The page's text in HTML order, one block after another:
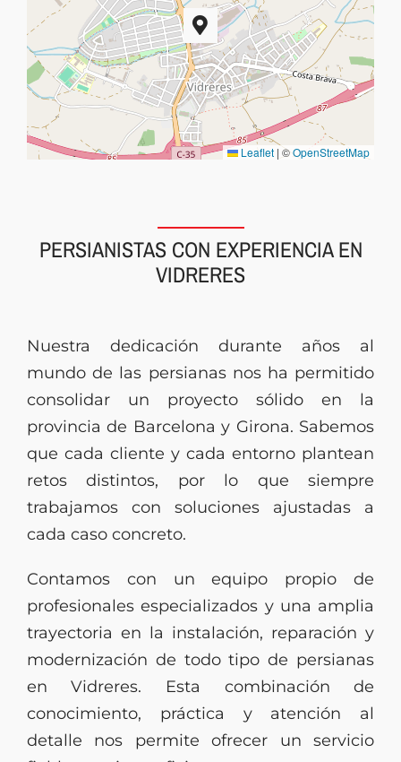
Leaflet | ©OpenStreetMap
PERSIANISTAS CON EXPERIENCIA EN
VIDRERES
Nuestra dedicación durante años al
mundo de las persianas nos ha permitido
consolidar un proyecto sólido en la
provincia de Barcelona y Girona. Sabemos
que cada cliente y cada entorno plantean
retos distintos, por lo que siempre
trabajamos con soluciones ajustadas a
cada caso concreto.
Contamos con un equipo propio de
profesionales especializados y una amplia
trayectoria en la instalación, reparación y
modernización de todo tipo de persianas
en Vidreres. Esta combinación de
conocimiento, práctica y atención al
detalle nos permite ofrecer un servicio